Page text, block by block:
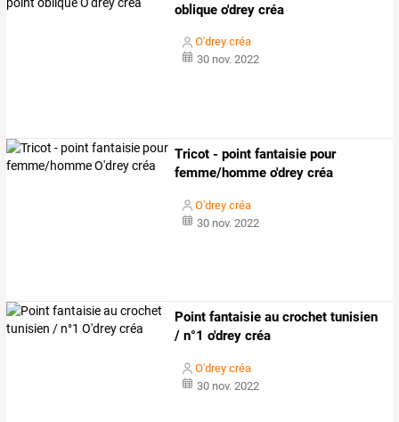
oblique o'drey créa
O'drey créa
30 nov. 2022
Tricot - point fantaisie pour
femme/homme o'drey créa
O'drey créa
30 nov. 2022
Point fantaisie au crochet tunisien
/ n°1 o'drey créa
O'drey créa
30 nov. 2022